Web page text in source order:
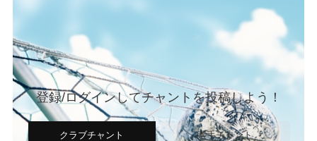
登録/ログインしてチャントを投稿しよう！
クラブチャント 選手チャント